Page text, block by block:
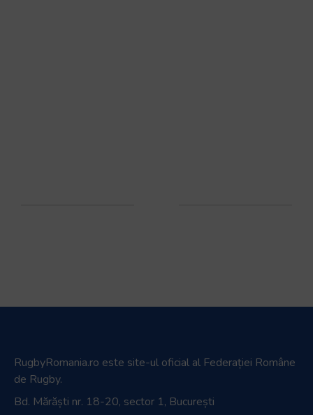
RugbyRomania.ro este site-ul oficial al Federației Române
de Rugby.
Bd. Mărăști nr. 18-20, sector 1, București